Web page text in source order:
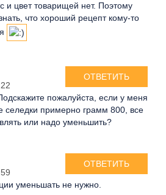
и цвет товарищей нет. Поэтому
что хороший рецепт кому-то
пожалуйста, если у меня
селедки примерно грамм 800, все
или надо уменьшить?
ОТВЕТИТЬ
уменьшать не нужно.
ОТВЕТИТЬ